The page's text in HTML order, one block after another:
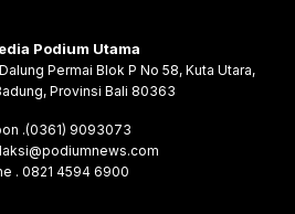
Podium Utama
Permai Blok P No 58, Kuta Utara,
Provinsi Bali 80363
.(0361) 9093073
. 0821 4594 6900